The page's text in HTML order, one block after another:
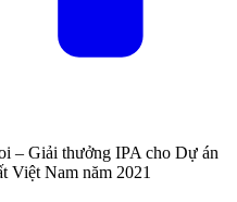
– Giải thưởng IPA cho Dự án
Việt Nam năm 2021